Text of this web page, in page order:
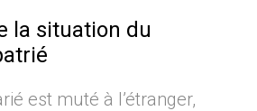
la situation du
est muté à l’étranger,